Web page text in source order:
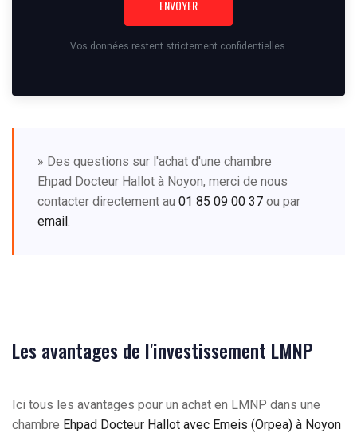
ENVOYER
Vos données restent strictement confidentielles.
» Des questions sur l'achat d'une chambre
Ehpad Docteur Hallot à Noyon, merci de nous
contacter directement au 01 85 09 00 37 ou par
email .
Les avantages de l'investissement LMNP
Ici tous les avantages pour un achat en LMNP dans une
chambre Ehpad Docteur Hallot avec Emeis (Orpea) à Noyon